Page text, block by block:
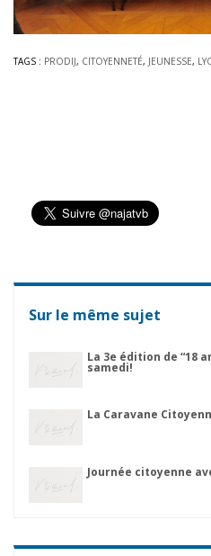
TAGS : PRODIJ, CITOYENNETÉ, JEUNESSE,
Sur le même sujet
La 3e édition de “18
samedi!
La Caravane
Journée citoyenne